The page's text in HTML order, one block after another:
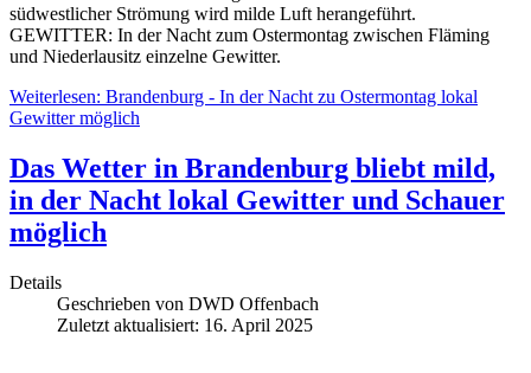
südwestlicher Strömung wird milde Luft herangeführt.
GEWITTER: In der Nacht zum Ostermontag zwischen Fläming
und Niederlausitz einzelne Gewitter.
Weiterlesen: Brandenburg - In der Nacht zu Ostermontag lokal
Gewitter möglich
Das Wetter in Brandenburg bliebt mild,
in der Nacht lokal Gewitter und Schauer
möglich
Details
Geschrieben von DWD Offenbach
Zuletzt aktualisiert: 16. April 2025